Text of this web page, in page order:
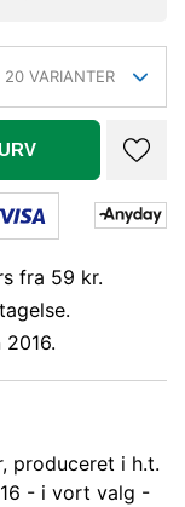
20 VARIANTER
fra 59 kr.
produceret i h.t.
- i vort valg -